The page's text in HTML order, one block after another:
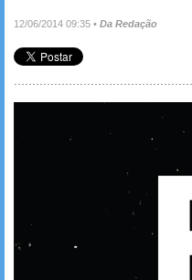
12/06/2014 09:35 • Da Redação